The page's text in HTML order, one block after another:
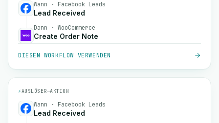
Wann · Facebook Leads
Lead Received
Dann · WooCommerce
Create Order Note
DIESEN WORKFLOW VERWENDEN
⚡AUSLÖSER→AKTION
Wann · Facebook Leads
Lead Received